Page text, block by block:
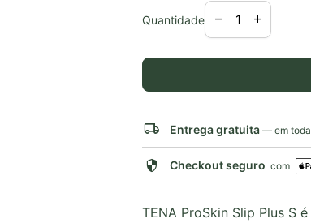
Quantidade
Diminuir a
remove
Aumentar
add
local_shipping Entrega gratuita — em
security Checkout seguro com
TENA ProSkin Slip Plus S